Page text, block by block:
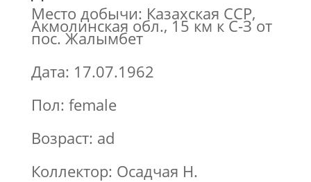
Место добычи: Казахская ССР,
Акмолинская обл., 15 км к С-З от
пос. Жалымбет
Дата: 17.07.1962
Пол: female
Возраст: ad
Коллектор: Осадчая Н.